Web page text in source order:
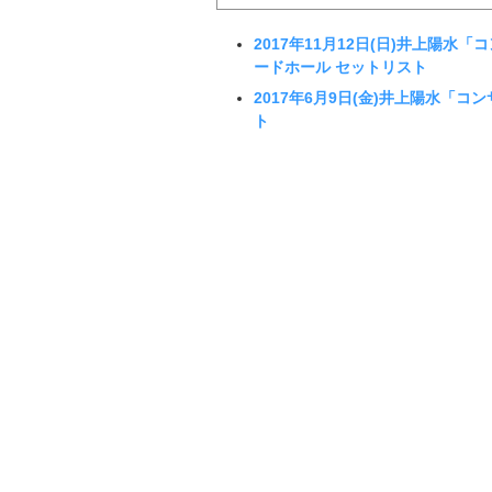
2017年11月12日(日)井上陽水「
ードホール セットリスト
2017年6月9日(金)井上陽水「コ
ト